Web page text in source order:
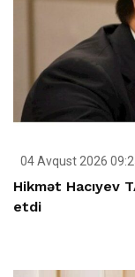
04 Avqust 2026
Hikmət Hacıyev
etdi